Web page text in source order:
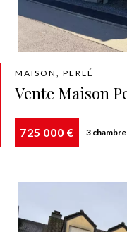
MAISON, PERLÉ
Vente Maison
725 000 € 3